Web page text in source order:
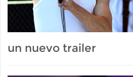
un nuevo trailer